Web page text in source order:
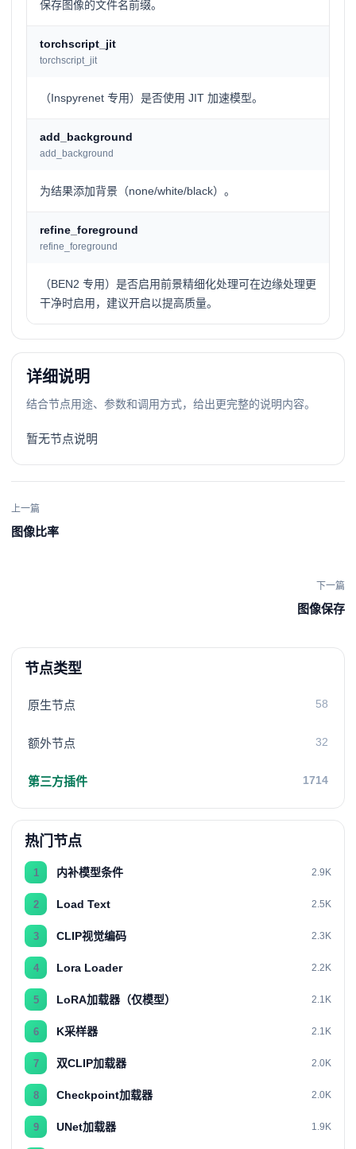
保存图像的文件名前缀。
torchscript_jit
torchscript_jit
（Inspyrenet 专用）是否使用 JIT 加速模型。
add_background
add_background
为结果添加背景（none/white/black）。
refine_foreground
refine_foreground
（BEN2 专用）是否启用前景精细化处理可在边缘处理更
干净时启用，建议开启以提高质量。
详细说明
结合节点用途、参数和调用方式，给出更完整的说明内容。
暂无节点说明
上一篇
图像比率
下一篇
图像保存
节点类型
原生节点 58
额外节点 32
第三方插件 1714
热门节点
1 内补模型条件 2.9K
2 Load Text 2.5K
3 CLIP视觉编码 2.3K
4 Lora Loader 2.2K
5 LoRA加载器（仅模型） 2.1K
6 K采样器 2.1K
7 双CLIP加载器 2.0K
8 Checkpoint加载器 2.0K
9 UNet加载器 1.9K